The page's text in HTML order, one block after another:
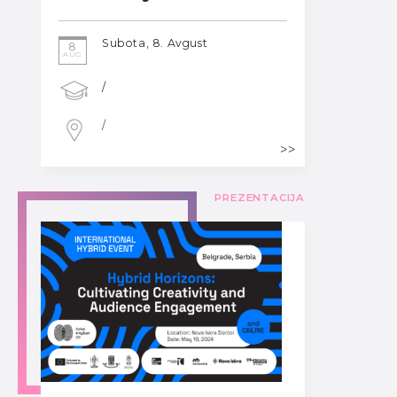
8
AUG
Subota, 8. Avgust
/
/
PREZENTACIJA